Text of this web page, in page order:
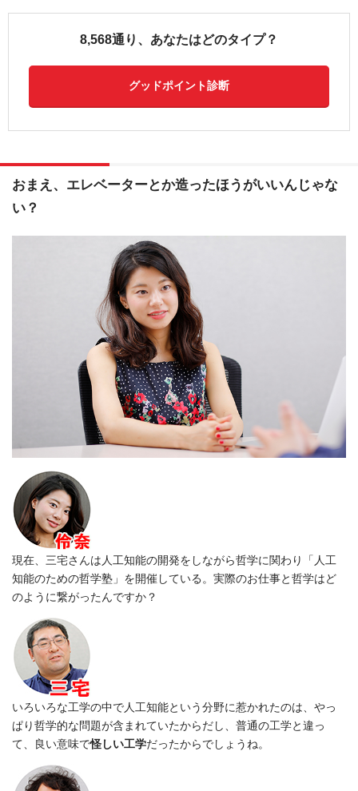
8,568通り、あなたはどのタイプ？
グッドポイント診断
おまえ、エレベーターとか造ったほうがいいんじゃな
い？
現在、三宅さんは人工知能の開発をしながら哲学に関わり「人工
知能のための哲学塾」を開催している。実際のお仕事と哲学はど
のように繋がったんですか？
いろいろな工学の中で人工知能という分野に惹かれたのは、やっ
ぱり哲学的な問題が含まれていたからだし、普通の工学と違っ
て、良い意味で怪しい工学だったからでしょうね。